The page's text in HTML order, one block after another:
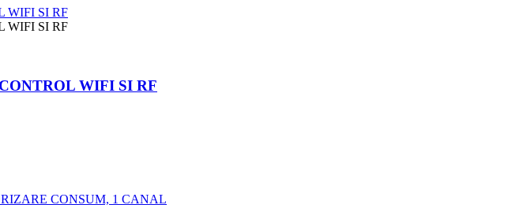
WIFI SI RF